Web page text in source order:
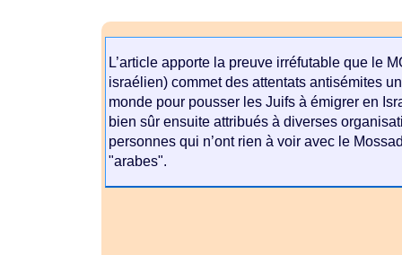
L’article apporte la preuve irréfutable que le
israélien) commet des attentats antisémites
monde pour pousser les Juifs à émigrer en
bien sûr ensuite attribués à diverses
personnes qui n’ont rien à voir avec le
"arabes".